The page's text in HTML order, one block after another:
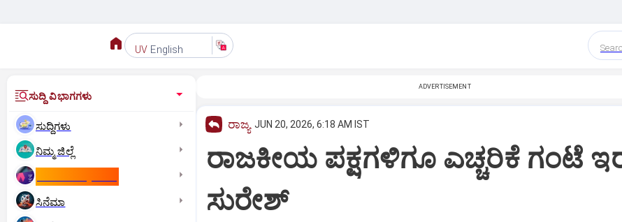
UV English
ಸುದ್ದಿ ವಿಭಾಗಗಳು
ಸುದ್ದಿಗಳು
ನಿಮ್ಮ ಜಿಲ್ಲೆ
ಸಿನೆಮಾ
ADVERTISEMENT
ರಾಜ್ಯ JUN 20, 2026, 6:18 AM IST
ರಾಜಕೀಯ ಪಕ್ಷಗಳಿಗೂ ಎಚ್ಚರಿಕೆ ಗಂಟೆ
ಸುರೇಶ್